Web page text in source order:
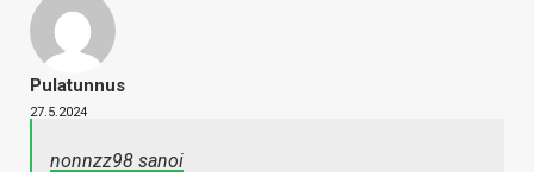
Pulatunnus
27.5.2024
nonnzz98 sanoi